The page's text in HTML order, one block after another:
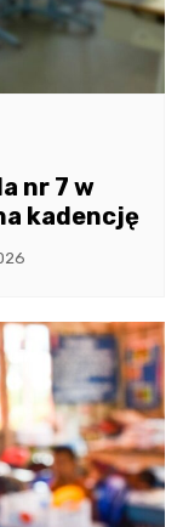
nr 7 w
kadencję